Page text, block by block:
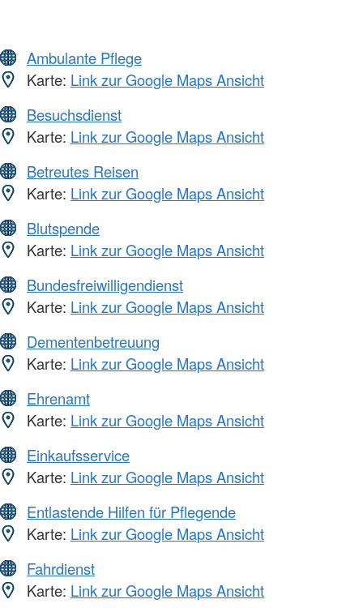
Ambulante Pflege
Karte: Link zur Google Maps Ansicht
Besuchsdienst
Karte: Link zur Google Maps Ansicht
Betreutes Reisen
Karte: Link zur Google Maps Ansicht
Blutspende
Karte: Link zur Google Maps Ansicht
Bundesfreiwilligendienst
Karte: Link zur Google Maps Ansicht
Dementenbetreuung
Karte: Link zur Google Maps Ansicht
Ehrenamt
Karte: Link zur Google Maps Ansicht
Einkaufsservice
Karte: Link zur Google Maps Ansicht
Entlastende Hilfen für Pflegende
Karte: Link zur Google Maps Ansicht
Fahrdienst
Karte: Link zur Google Maps Ansicht